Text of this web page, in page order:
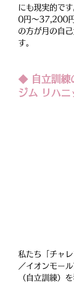
にも現実的で
0円～37,200
の方が月の自
す。
◆ 自立訓練
ジム リハニ
私たち「チャ
／イオンモー
（自立訓練）